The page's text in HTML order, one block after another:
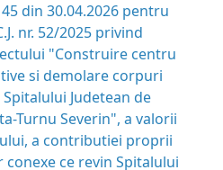
45 din 30.04.2026 pentru
nr. 52/2025 privind
"Construire centru
si demolare corpuri
Spitalului Judetean de
Turnu Severin", a valorii
a contributiei proprii
ce revin Spitalului